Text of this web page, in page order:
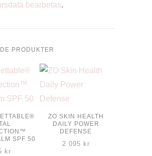
bearbetas.
PRODUKTER
SPF 50
kr
ZO SKIN HEALTH
DAILY POWER
DEFENSE
2 095 kr